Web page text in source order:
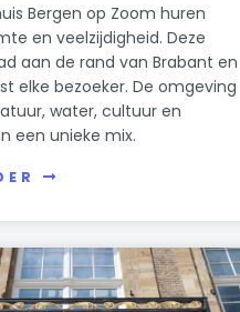
Bergen op Zoom huren
en veelzijdigheid. Deze
aan de rand van Brabant en
elke bezoeker. De omgeving
water, cultuur en
een unieke mix.